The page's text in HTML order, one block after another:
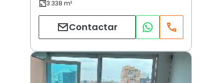
Contactar